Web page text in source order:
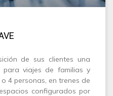
de sus clientes una
viajes de familias y
4 personas, en trenes de
configurados por